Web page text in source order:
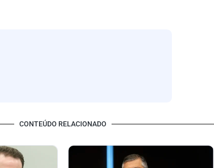
CONTEÚDO RELACIONADO